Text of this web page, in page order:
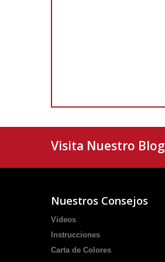
Visita Nuestro Blog
Nuestros Consejos
Videos
Instrucciones
Carta de Colores